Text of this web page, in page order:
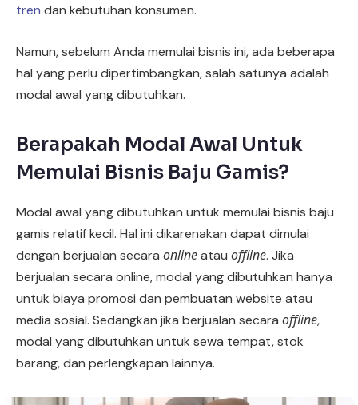
tren dan kebutuhan konsumen.
Namun, sebelum Anda memulai bisnis ini, ada beberapa
hal yang perlu dipertimbangkan, salah satunya adalah
modal awal yang dibutuhkan.
Berapakah Modal Awal Untuk
Memulai Bisnis Baju Gamis?
Modal awal yang dibutuhkan untuk memulai bisnis baju
gamis relatif kecil. Hal ini dikarenakan dapat dimulai
dengan berjualan secara onlineatau offline. Jika
berjualan secara online, modal yang dibutuhkan hanya
untuk biaya promosi dan pembuatan website atau
media sosial. Sedangkan jika berjualan secara offline,
modal yang dibutuhkan untuk sewa tempat, stok
barang, dan perlengkapan lainnya.